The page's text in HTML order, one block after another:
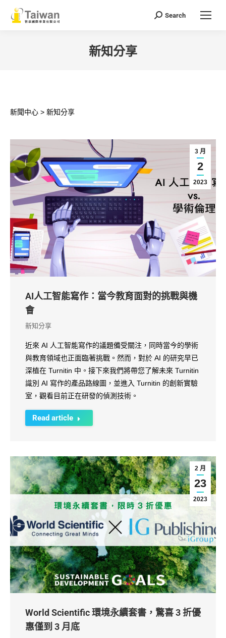
Search:
Search
新知分享
新聞中心 > 新知分享
3 月
2
2023
AI人工智能寫作：當今教育面對的挑戰與機
會
新知分享
近來 AI 人工智能寫作的議題備受關注，同時當今的學術
與教育領域也正面臨著挑戰。然而，對於 AI 的研究早已
深植在 Turnitin 中。接下來我們將帶您了解未來 Turnitin
識別 AI 寫作的產品路線圖，並進入 Turnitin 的創新實驗
室，觀看目前正在研發的偵測技術。
Read article
2 月
23
2023
World Scientific 環境永續套書，驚喜 3 折優
惠僅到 3 月底